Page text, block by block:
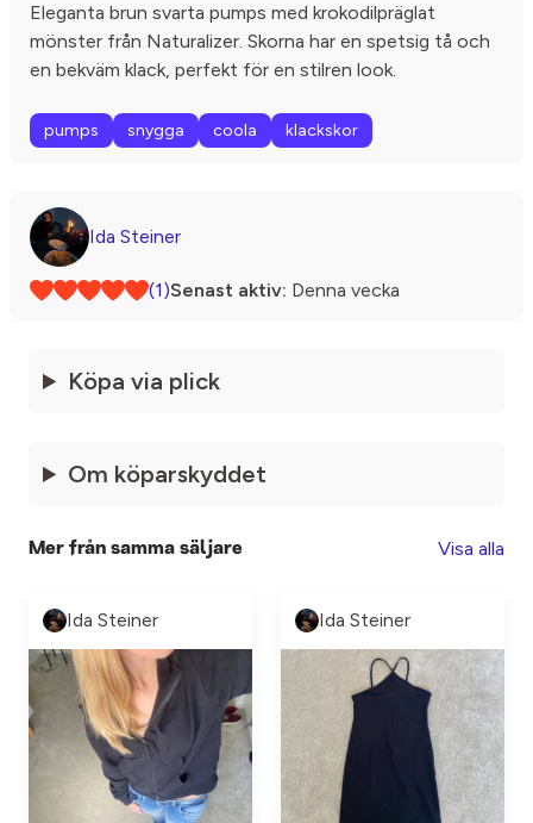
Eleganta brun svarta pumps med krokodilpräglat
mönster från Naturalizer. Skorna har en spetsig tå och
en bekväm klack, perfekt för en stilren look.
pumps snygga coola klackskor
Ida Steiner
(1)Senast aktiv: Denna vecka
Köpa via plick
Om köparskyddet
Mer från samma säljare Visa alla
Ida Steiner Ida Steiner